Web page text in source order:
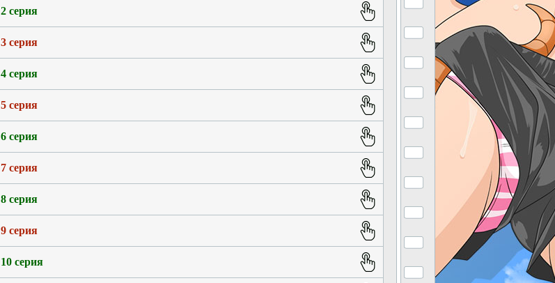
2 серия
3 серия
4 серия
5 серия
6 серия
7 серия
8 серия
9 серия
10 серия